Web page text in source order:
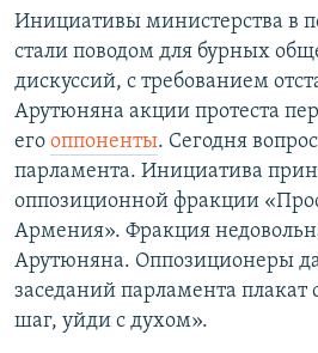
Инициативы министерства в
стали поводом для бурных
дискуссий, с требованием
Арутюняна акции протеста
его оппоненты. Сегодня
парламента. Инициатива
оппозиционной фракции
Армения». Фракция
Арутюняна. Оппозиционеры
заседаний парламента
шаг, уйди с духом».